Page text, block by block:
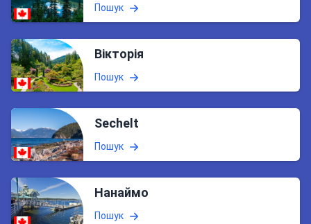
Пошук
Вікторія
Пошук
Sechelt
Пошук
Нанаймо
Пошук